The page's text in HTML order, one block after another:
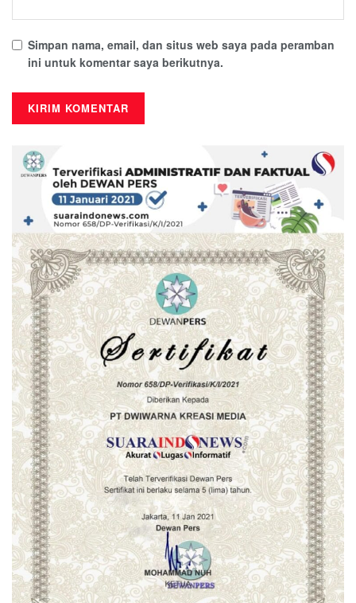
Simpan nama, email, dan situs web saya pada peramban
ini untuk komentar saya berikutnya.